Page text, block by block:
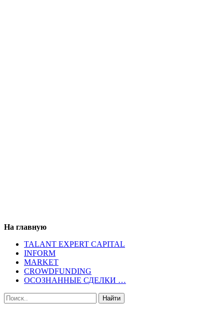
На главную
TALANT EXPERT CAPITAL
INFORM
MARKET
CROWDFUNDING
ОСОЗНАННЫЕ СДЕЛКИ …